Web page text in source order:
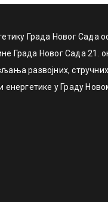
Града Новог Сада
Града Новог Сада 21.
развојних,
енергетике у Граду